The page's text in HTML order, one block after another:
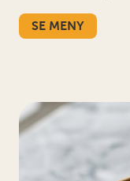
SE MENY